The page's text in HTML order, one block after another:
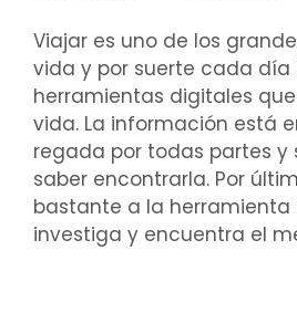
Viajar es uno de los
vida y por suerte cada día
herramientas digitales
vida. La información está
regada por todas partes y
saber encontrarla. Por
bastante a la herramienta
investiga y encuentra el